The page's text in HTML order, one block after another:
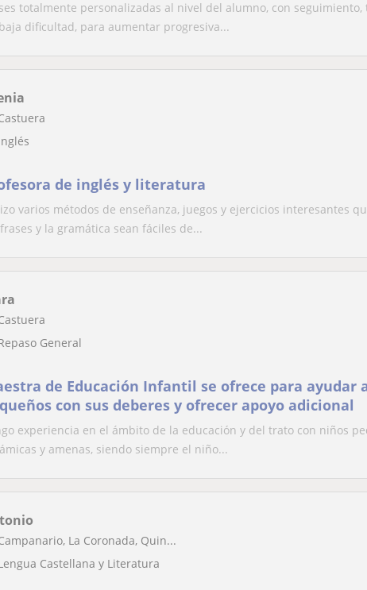
totalmente personalizadas al nivel del alumno, con seguimiento,
dificultad, para aumentar progresiva...
de inglés y literatura
varios métodos de enseñanza, juegos y ejercicios interesantes
y la gramática sean fáciles de...
General
de Educación Infantil se ofrece para ayudar
con sus deberes y ofrecer apoyo adicional
experiencia en el ámbito de la educación y del trato con niños
y amenas, siendo siempre el niño...
La Coronada, Quin...
Castellana y Literatura